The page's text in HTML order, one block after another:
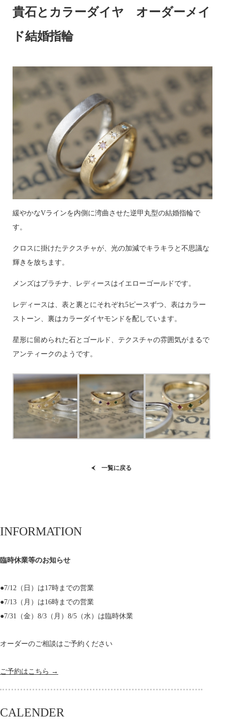
貴石とカラーダイヤ オーダーメイ
ド結婚指輪
緩やかなVラインを内側に湾曲させた逆甲丸型の結婚指輪で
す。
クロスに掛けたテクスチャが、光の加減でキラキラと不思議な
輝きを放ちます。
メンズはプラチナ、レディースはイエローゴールドです。
レディースは、表と裏とにそれぞれ5ピースずつ、表はカラー
ストーン、裏はカラーダイヤモンドを配しています。
星形に留められた石とゴールド、テクスチャの雰囲気がまるで
アンティークのようです。
一覧に戻る
INFORMATION
臨時休業等のお知らせ
●7/12（日）は17時までの営業
●7/13（月）は16時までの営業
●7/31（金）8/3（月）8/5（水）は臨時休業
オーダーのご相談はご予約ください
ご予約はこちら →
CALENDER